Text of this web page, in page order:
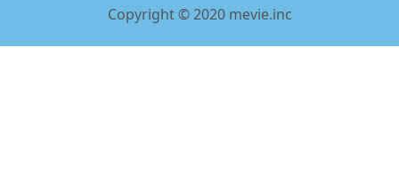
Copyright © 2020 mevie.inc